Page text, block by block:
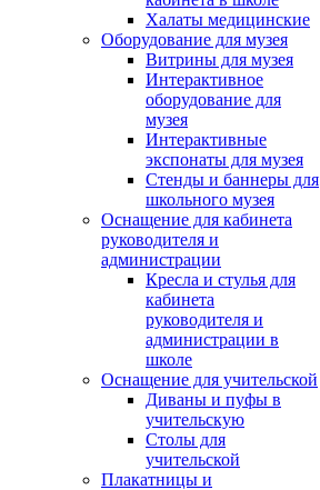
Халаты медицинские
Оборудование для музея
Витрины для музея
Интерактивное
оборудование для
музея
Интерактивные
экспонаты для музея
Стенды и баннеры для
школьного музея
Оснащение для кабинета
руководителя и
администрации
Кресла и стулья для
кабинета
руководителя и
администрации в
школе
Оснащение для учительской
Диваны и пуфы в
учительскую
Столы для
учительской
Плакатницы и